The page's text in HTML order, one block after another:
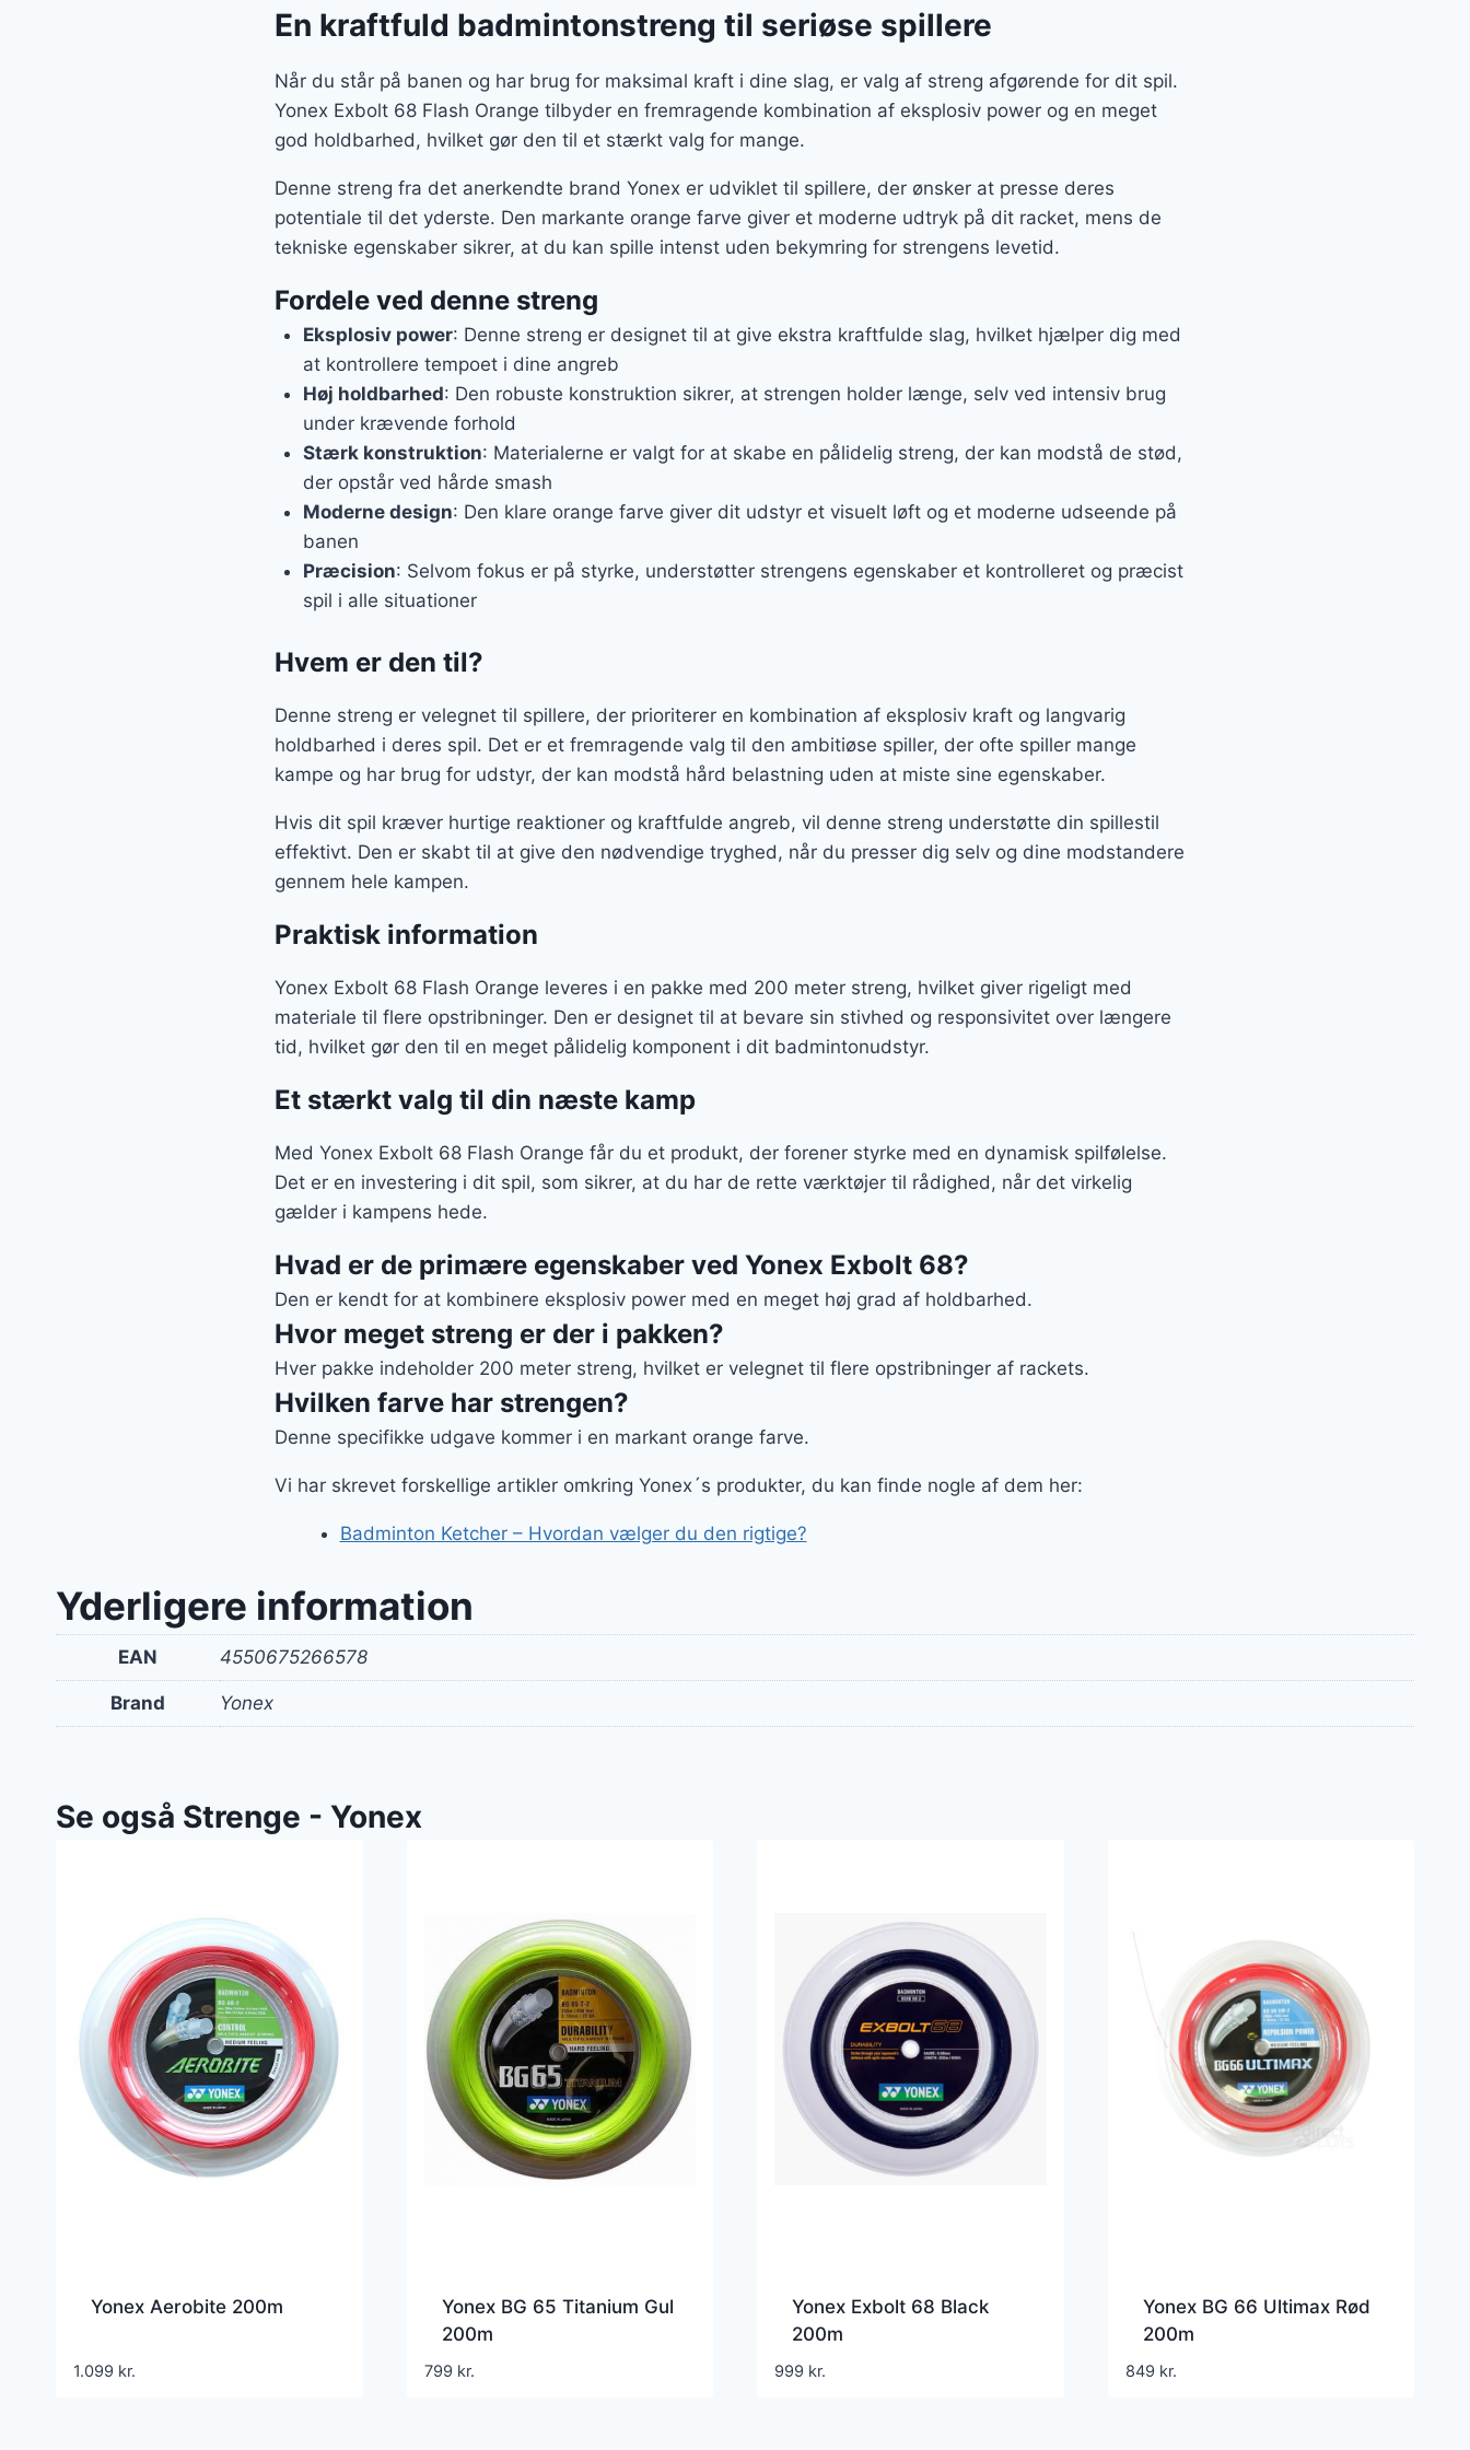
En kraftfuld badmintonstreng til seriøse spillere
Når du står på banen og har brug for maksimal kraft i dine slag, er valg af streng afgørende for dit spil.
Yonex Exbolt 68 Flash Orange tilbyder en fremragende kombination af eksplosiv power og en meget
god holdbarhed, hvilket gør den til et stærkt valg for mange.
Denne streng fra det anerkendte brand Yonex er udviklet til spillere, der ønsker at presse deres
potentiale til det yderste. Den markante orange farve giver et moderne udtryk på dit racket, mens de
tekniske egenskaber sikrer, at du kan spille intenst uden bekymring for strengens levetid.
Fordele ved denne streng
Eksplosiv power: Denne streng er designet til at give ekstra kraftfulde slag, hvilket hjælper dig med
at kontrollere tempoet i dine angreb
Høj holdbarhed: Den robuste konstruktion sikrer, at strengen holder længe, selv ved intensiv brug
under krævende forhold
Stærk konstruktion: Materialerne er valgt for at skabe en pålidelig streng, der kan modstå de stød,
der opstår ved hårde smash
Moderne design: Den klare orange farve giver dit udstyr et visuelt løft og et moderne udseende på
banen
Præcision: Selvom fokus er på styrke, understøtter strengens egenskaber et kontrolleret og præcist
spil i alle situationer
Hvem er den til?
Denne streng er velegnet til spillere, der prioriterer en kombination af eksplosiv kraft og langvarig
holdbarhed i deres spil. Det er et fremragende valg til den ambitiøse spiller, der ofte spiller mange
kampe og har brug for udstyr, der kan modstå hård belastning uden at miste sine egenskaber.
Hvis dit spil kræver hurtige reaktioner og kraftfulde angreb, vil denne streng understøtte din spillestil
effektivt. Den er skabt til at give den nødvendige tryghed, når du presser dig selv og dine modstandere
gennem hele kampen.
Praktisk information
Yonex Exbolt 68 Flash Orange leveres i en pakke med 200 meter streng, hvilket giver rigeligt med
materiale til flere opstribninger. Den er designet til at bevare sin stivhed og responsivitet over længere
tid, hvilket gør den til en meget pålidelig komponent i dit badmintonudstyr.
Et stærkt valg til din næste kamp
Med Yonex Exbolt 68 Flash Orange får du et produkt, der forener styrke med en dynamisk spilfølelse.
Det er en investering i dit spil, som sikrer, at du har de rette værktøjer til rådighed, når det virkelig
gælder i kampens hede.
Hvad er de primære egenskaber ved Yonex Exbolt 68?
Den er kendt for at kombinere eksplosiv power med en meget høj grad af holdbarhed.
Hvor meget streng er der i pakken?
Hver pakke indeholder 200 meter streng, hvilket er velegnet til flere opstribninger af rackets.
Hvilken farve har strengen?
Denne specifikke udgave kommer i en markant orange farve.
Vi har skrevet forskellige artikler omkring Yonex´s produkter, du kan finde nogle af dem her:
Badminton Ketcher – Hvordan vælger du den rigtige?
Yderligere information
EAN 4550675266578
Brand Yonex
Se også Strenge - Yonex
Yonex Aerobite 200m
1.099 kr.
Yonex BG 65 Titanium Gul
200m
799 kr.
Yonex Exbolt 68 Black
200m
999 kr.
Yonex BG 66 Ultimax Rød
200m
849 kr.